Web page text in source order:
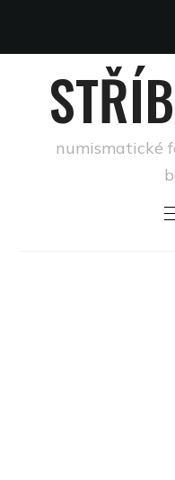
numismatické